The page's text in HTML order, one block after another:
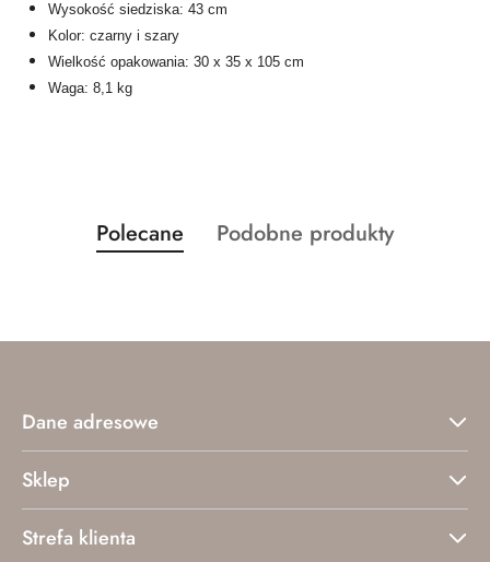
Wysokość siedziska: 43 cm
Kolor: czarny i szary
Wielkość opakowania: 30 x 35 x 105 cm
Waga: 8,1 kg
Pomiń karuzelę produktów
Produkty
o
Polecane
Produkty
Podobne produkty
Dane adresowe
Sklep
Strefa klienta